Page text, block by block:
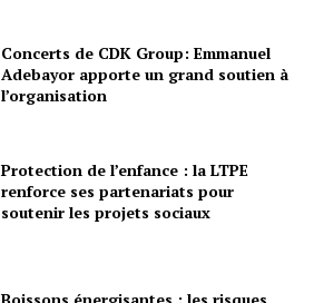
Concerts de CDK Group: Emmanuel
Adebayor apporte un grand soutien à
l’organisation
Protection de l’enfance : la LTPE
renforce ses partenariats pour
soutenir les projets sociaux
Boissons énergisantes : les risques